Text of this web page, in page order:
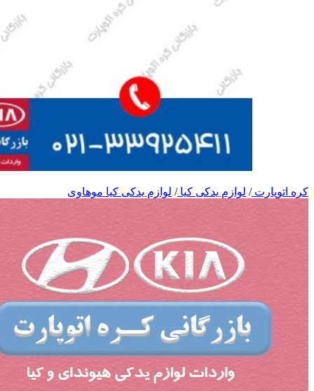
کره اتوپارت/ لوازم یدکی کیا/ لوازم یدکی کیا موهاوی